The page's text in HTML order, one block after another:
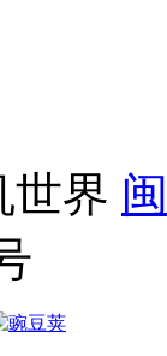
世界